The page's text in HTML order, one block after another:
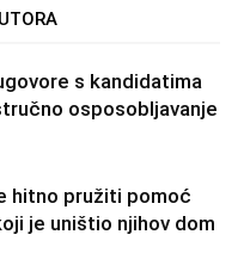
s kandidatima
osposobljavanje
hitno pružiti pomoć
je uništio njihov dom